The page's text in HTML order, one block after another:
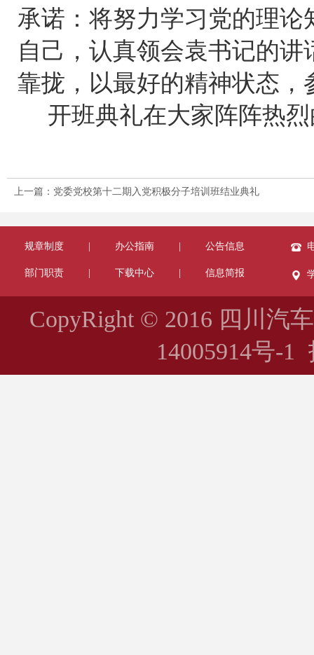
承诺：将努力学习党的理
自己，认真领会袁书记的
靠拢，以最好的精神状态
开班典礼在大家阵阵热
上一篇：党委党校第十二期入党积极分子培训班结业典礼
规章制度 办公指南 公告信息
部门职责 下载中心 信息简报
CopyRight © 2016 四川汽
14005914号-1